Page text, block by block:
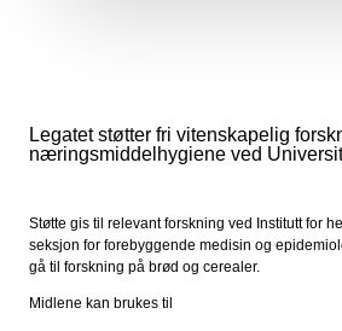
Legatet støtter fri vitenskapelig
næringsmiddelhygiene ved
Støtte gis til relevant forskning ved Institutt for
seksjon for forebyggende medisin og
gå til forskning på brød og cerealer.
Midlene kan brukes til